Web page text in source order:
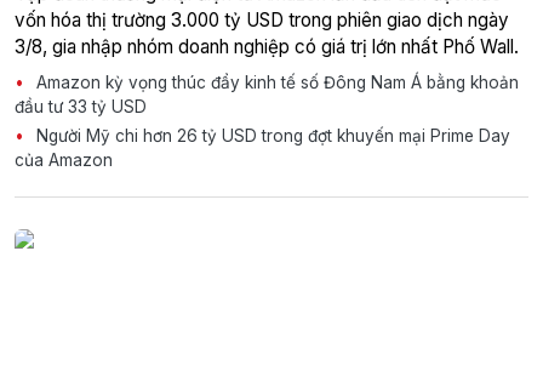
vốn hóa thị trường 3.000 tỷ USD trong phiên giao dịch ngày
3/8, gia nhập nhóm doanh nghiệp có giá trị lớn nhất Phố Wall.
Amazon kỳ vọng thúc đẩy kinh tế số Đông Nam Á bằng khoản
đầu tư 33 tỷ USD
Người Mỹ chi hơn 26 tỷ USD trong đợt khuyến mại Prime Day
của Amazon